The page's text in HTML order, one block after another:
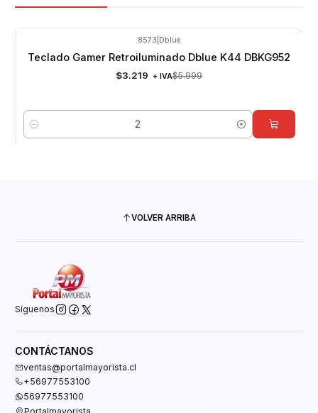
8573 Dblue
Teclado Gamer Retroiluminado Dblue K44 DBKG952
$3.219 + IVA$5.999
Cantidad
VOLVER ARRIBA
Síguenos
CONTÁCTANOS
ventas@portalmayorista.cl
+56977553100
56977553100
Portalmayorista